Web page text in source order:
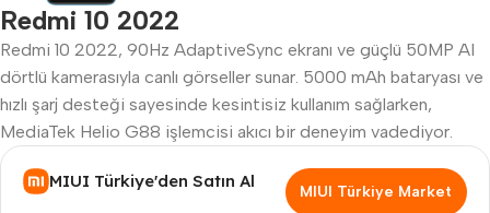
Redmi 10 2022
Redmi 10 2022, 90Hz AdaptiveSync ekranı ve güçlü 50MP AI
dörtlü kamerasıyla canlı görseller sunar. 5000 mAh bataryası ve
hızlı şarj desteği sayesinde kesintisiz kullanım sağlarken,
MediaTek Helio G88 işlemcisi akıcı bir deneyim vadediyor.
MIUI Türkiye'den Satın Al
MIUI Türkiye Market